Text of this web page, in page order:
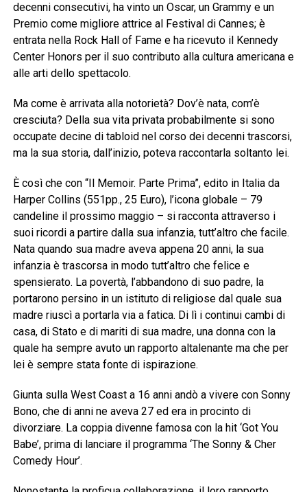
decenni consecutivi, ha vinto un Oscar, un Grammy e un
Premio come migliore attrice al Festival di Cannes; è
entrata nella Rock Hall of Fame e ha ricevuto il Kennedy
Center Honors per il suo contributo alla cultura americana e
alle arti dello spettacolo.
Ma come è arrivata alla notorietà? Dov’è nata, com’è
cresciuta? Della sua vita privata probabilmente si sono
occupate decine di tabloid nel corso dei decenni trascorsi,
ma la sua storia, dall’inizio, poteva raccontarla soltanto lei.
È così che con “Il Memoir. Parte Prima”, edito in Italia da
Harper Collins (551pp., 25 Euro), l’icona globale – 79
candeline il prossimo maggio – si racconta attraverso i
suoi ricordi a partire dalla sua infanzia, tutt’altro che facile.
Nata quando sua madre aveva appena 20 anni, la sua
infanzia è trascorsa in modo tutt’altro che felice e
spensierato. La povertà, l’abbandono di suo padre, la
portarono persino in un istituto di religiose dal quale sua
madre riuscì a portarla via a fatica. Di lì i continui cambi di
casa, di Stato e di mariti di sua madre, una donna con la
quale ha sempre avuto un rapporto altalenante ma che per
lei è sempre stata fonte di ispirazione.
Giunta sulla West Coast a 16 anni andò a vivere con Sonny
Bono, che di anni ne aveva 27 ed era in procinto di
divorziare. La coppia divenne famosa con la hit ‘Got You
Babe’, prima di lanciare il programma ‘The Sonny & Cher
Comedy Hour’.